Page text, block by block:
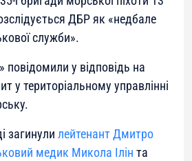
ДБР як «недбале
служби».
» повідомили у відповідь на
у територіальному управлінні
загинули лейтенант Дмитро
медик Микола Ілін та